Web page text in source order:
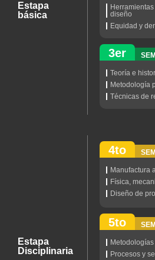
Estapa
básica
diseño
Equidad y
3er
Teoría e
Metodología
Técnicas de
Estapa
Disciplinaria
4to
Manufactura
Física,
Diseño de
5to
Procesos y